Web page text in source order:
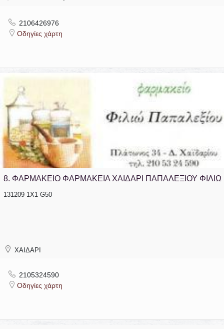
2106426976
Οδηγίες χάρτη
8. ΦΑΡΜΑΚΕΙΟ ΦΑΡΜΑΚΕΙΑ ΧΑΙΔΑΡΙ ΠΑΠΑΛΕΞΙΟΥ ΦΙΛΙΩ
131209 1Χ1 G50
ΧΑΙΔΑΡΙ
2105324590
Οδηγίες χάρτη